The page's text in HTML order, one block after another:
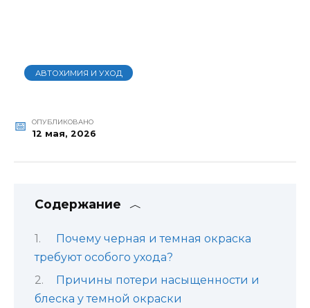
АВТОХИМИЯ И УХОД
ОПУБЛИКОВАНО
12 мая, 2026
Содержание
Почему черная и темная окраска
требуют особого ухода?
Причины потери насыщенности и
блеска у темной окраски